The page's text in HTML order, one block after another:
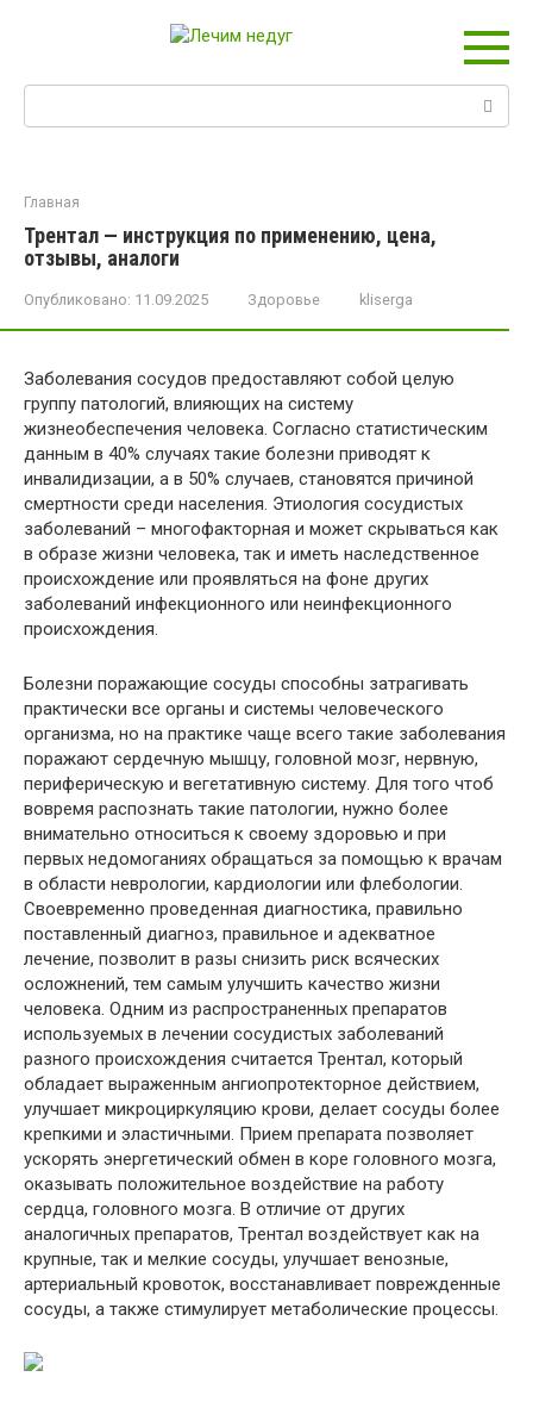
Главная
Трентал — инструкция по применению, цена,
отзывы, аналоги
Опубликовано: 11.09.2025 Здоровье kliserga
Заболевания сосудов предоставляют собой целую
группу патологий, влияющих на систему
жизнеобеспечения человека. Согласно статистическим
данным в 40% случаях такие болезни приводят к
инвалидизации, а в 50% случаев, становятся причиной
смертности среди населения. Этиология сосудистых
заболеваний – многофакторная и может скрываться как
в образе жизни человека, так и иметь наследственное
происхождение или проявляться на фоне других
заболеваний инфекционного или неинфекционного
происхождения.
Болезни поражающие сосуды способны затрагивать
практически все органы и системы человеческого
организма, но на практике чаще всего такие заболевания
поражают сердечную мышцу, головной мозг, нервную,
периферическую и вегетативную систему. Для того чтоб
вовремя распознать такие патологии, нужно более
внимательно относиться к своему здоровью и при
первых недомоганиях обращаться за помощью к врачам
в области неврологии, кардиологии или флебологии.
Своевременно проведенная диагностика, правильно
поставленный диагноз, правильное и адекватное
лечение, позволит в разы снизить риск всяческих
осложнений, тем самым улучшить качество жизни
человека. Одним из распространенных препаратов
используемых в лечении сосудистых заболеваний
разного происхождения считается Трентал, который
обладает выраженным ангиопротекторное действием,
улучшает микроциркуляцию крови, делает сосуды более
крепкими и эластичными. Прием препарата позволяет
ускорять энергетический обмен в коре головного мозга,
оказывать положительное воздействие на работу
сердца, головного мозга. В отличие от других
аналогичных препаратов, Трентал воздействует как на
крупные, так и мелкие сосуды, улучшает венозные,
артериальный кровоток, восстанавливает поврежденные
сосуды, а также стимулирует метаболические процессы.